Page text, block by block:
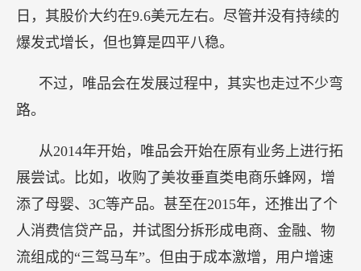
日，其股价大约在9.6美元左右。尽管并没有持续的
爆发式增长，但也算是四平八稳。
不过，唯品会在发展过程中，其实也走过不少弯
路。
从2014年开始，唯品会开始在原有业务上进行拓
展尝试。比如，收购了美妆垂直类电商乐蜂网，增
添了母婴、3C等产品。甚至在2015年，还推出了个
人消费信贷产品，并试图分拆形成电商、金融、物
流组成的“三驾马车”。但由于成本激增，用户增速